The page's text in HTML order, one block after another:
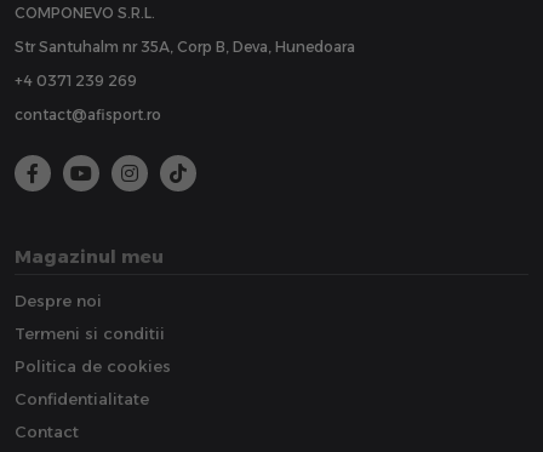
COMPONEVO S.R.L.
Str Santuhalm nr 35A, Corp B, Deva, Hunedoara
+4 0371 239 269
contact@afisport.ro
Magazinul meu
Despre noi
Termeni si conditii
Politica de cookies
Confidentialitate
Contact